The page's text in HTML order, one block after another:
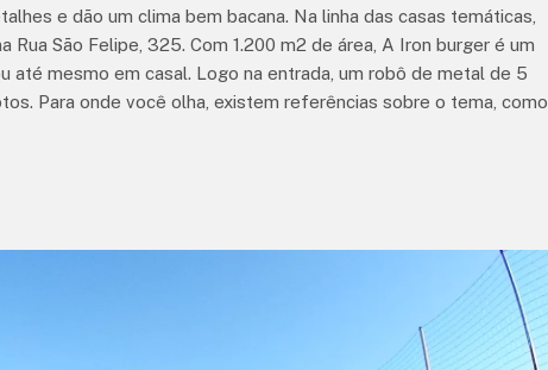
e dão um clima bem bacana. Na linha das casas temáticas,
Rua São Felipe, 325. Com 1.200 m2 de área, A Iron burger é um
até mesmo em casal. Logo na entrada, um robô de metal de 5
Para onde você olha, existem referências sobre o tema, como